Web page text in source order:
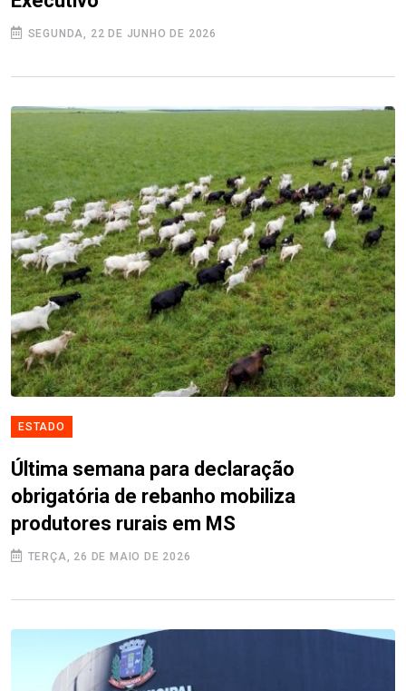
SEGUNDA, 22 DE JUNHO DE 2026
ESTADO
Última semana para declaração
obrigatória de rebanho mobiliza
produtores rurais em MS
TERÇA, 26 DE MAIO DE 2026